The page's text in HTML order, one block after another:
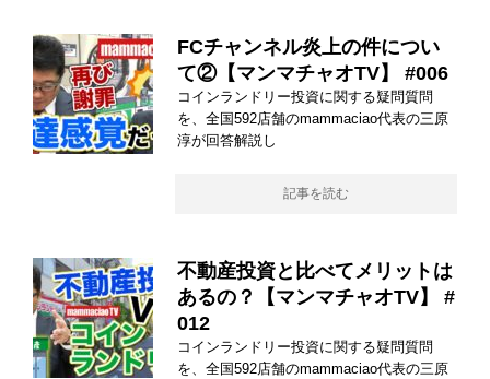
FCチャンネル炎上の件につい
て②【マンマチャオTV】 #006
コインランドリー投資に関する疑問質問
を、全国592店舗のmammaciao代表の三原
淳が回答解説し
記事を読む
不動産投資と比べてメリットは
あるの？【マンマチャオTV】 #
012
コインランドリー投資に関する疑問質問
を、全国592店舗のmammaciao代表の三原